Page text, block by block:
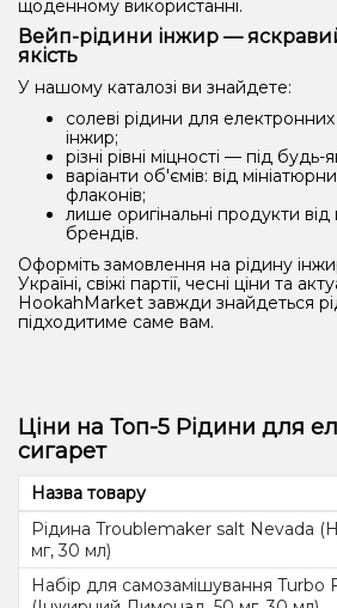
щоденному використанні.
Вейп-рідини інжир — яскравий
якість
У нашому каталозі ви знайдете:
солеві рідини для
інжир;
різні рівні міцності — під
варіанти об'ємів: від
флаконів;
лише оригінальні продукти
брендів.
Оформіть замовлення на рідину
Україні, свіжі партії, чесні ціни та
HookahMarket завжди знайдеться
підходитиме саме вам.
Ціни на Топ-5 Рідини для
сигарет
Назва товару
Рідина Troublemaker salt Nevada
мг, 30 мл)
Набір для самозамішування Turbo